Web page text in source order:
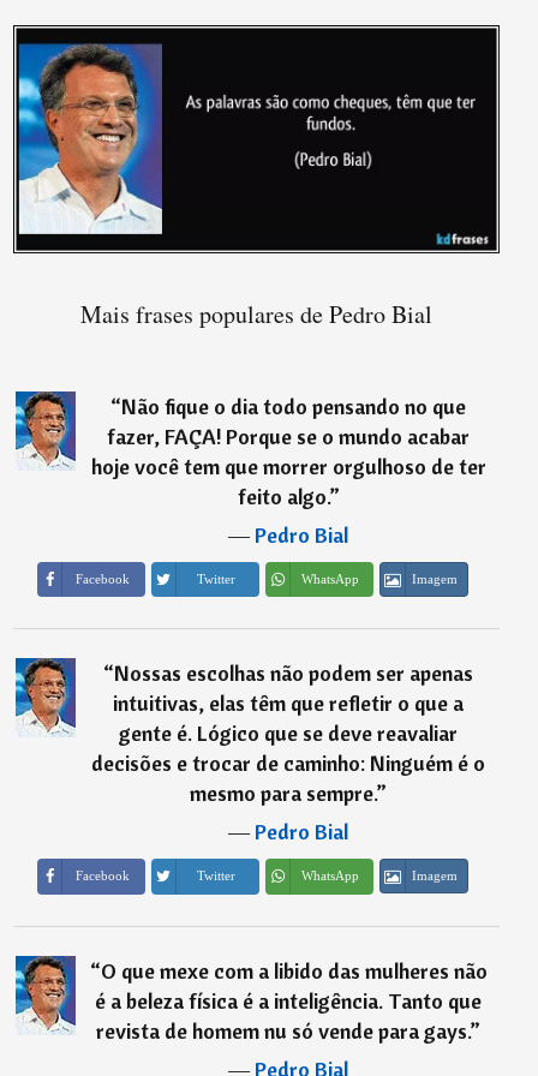
Mais frases populares de Pedro Bial
“Não fique o dia todo pensando no que
fazer, FAÇA! Porque se o mundo acabar
hoje você tem que morrer orgulhoso de ter
feito algo.”
―Pedro Bial
Facebook Twitter WhatsApp Imagem
“Nossas escolhas não podem ser apenas
intuitivas, elas têm que refletir o que a
gente é. Lógico que se deve reavaliar
decisões e trocar de caminho: Ninguém é o
mesmo para sempre.”
―Pedro Bial
Facebook Twitter WhatsApp Imagem
“O que mexe com a libido das mulheres não
é a beleza física é a inteligência. Tanto que
revista de homem nu só vende para gays.”
―Pedro Bial